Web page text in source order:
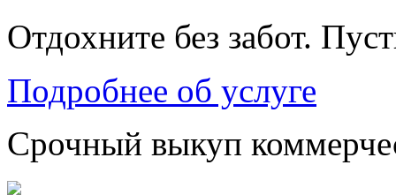
Отдохните без забот.
Подробнее об услуге
Срочный выкуп